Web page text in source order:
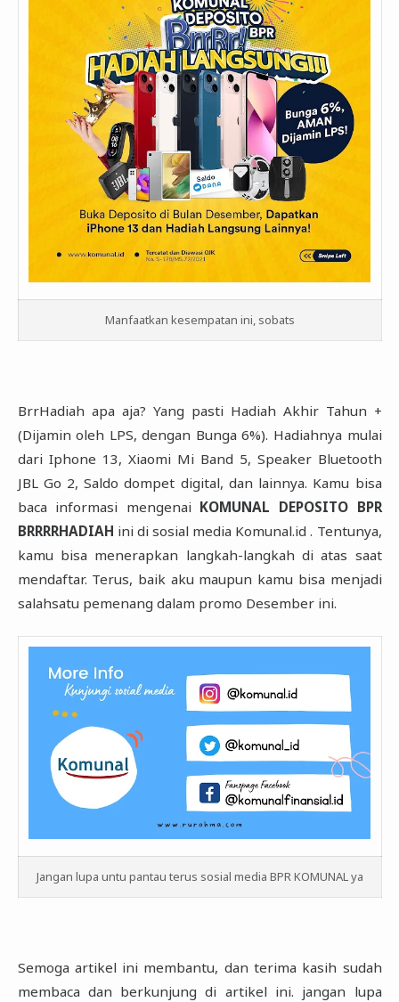
Manfaatkan kesempatan ini, sobats
BrrHadiah apa aja? Yang pasti Hadiah Akhir Tahun +
(Dijamin oleh LPS, dengan Bunga 6%). Hadiahnya ‎mulai
dari Iphone 13, Xiaomi Mi Band 5, Speaker Bluetooth
JBL Go 2, Saldo dompet digital, dan lainnya. ‎Kamu bisa
baca informasi mengenai KOMUNAL DEPOSITO BPR
BRRRRHADIAH ini di sosial media ‎Komunal.id . Tentunya,
kamu bisa menerapkan langkah-langkah di atas saat
mendaftar. Terus, baik aku maupun kamu bisa menjadi
salahsatu pemenang dalam promo Desember ini.‎
Jangan lupa untu pantau terus sosial media BPR KOMUNAL ya
Semoga artikel ini membantu, dan terima kasih sudah
membaca dan berkunjung di artikel ini. jangan lupa